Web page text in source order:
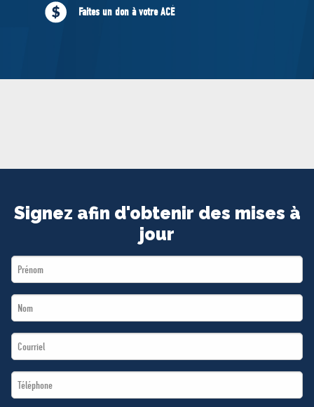
BOUTIQUE
Faites un don à votre ACÉ
Signez afin d'obtenir des mises à
jour
First
Name
Last
Name
Email
*
Téléphone
*